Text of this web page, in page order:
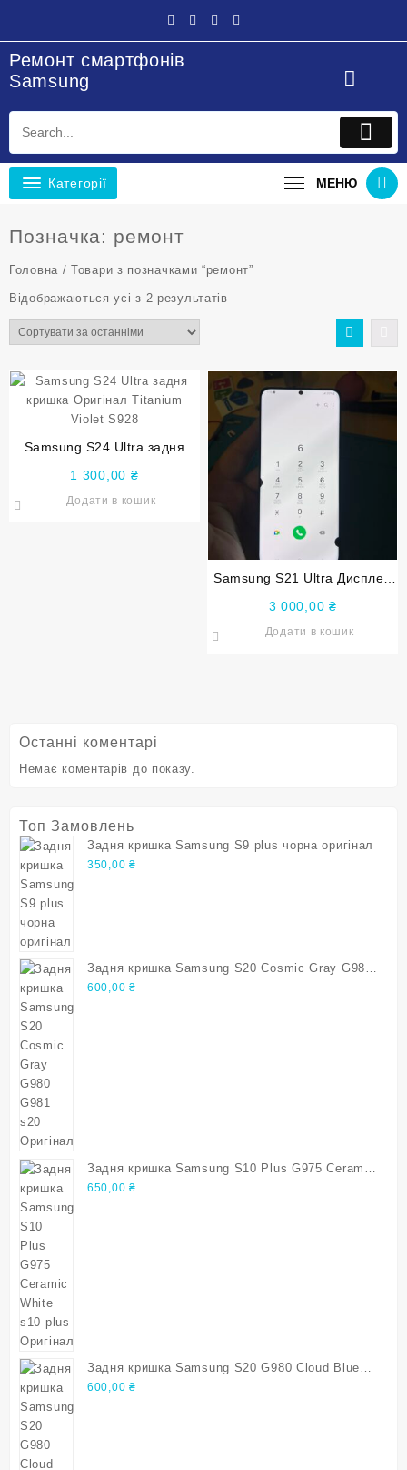
Ремонт смартфонів
Samsung
Категорії МЕНЮ
Останні коментарі
Немає коментарів до показу.
Позначка: ремонт
Головна / Товари з позначками “ремонт”
Відображаються усі з 2 результатівSorted
Samsung S24 Ultra задня
Violet S928
1 300,00 ₴
Додати в кошик
Samsung S21 Ultra Дисплей
3 000,00 ₴
Додати в кошик
Топ Замовлень
Задня кришка Samsung S9 plus чорна оригінал
350,00 ₴
Задня кришка Samsung S20 Cosmic Gray G980
G981 s20 Оригінал
600,00 ₴
Задня кришка Samsung S10 Plus G975 Ceramic
White s10 plus Оригінал
650,00 ₴
Задня кришка Samsung S20 G980 Cloud Blue
s20
600,00 ₴